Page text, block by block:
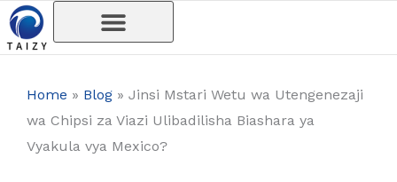
Skip
to
Home » Blog » Jinsi Mstari Wetu wa Utengenezaji
wa Chipsi za Viazi Ulibadilisha Biashara ya
Vyakula vya Mexico?